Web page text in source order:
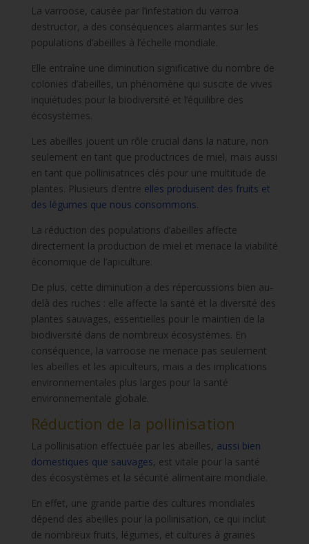
La varroose, causée par l’infestation du varroa
destructor, a des conséquences alarmantes sur les
populations d’abeilles à l’échelle mondiale.
Elle entraîne une diminution significative du nombre de
colonies d’abeilles, un phénomène qui suscite de vives
inquiétudes pour la biodiversité et l’équilibre des
écosystèmes.
Les abeilles jouent un rôle crucial dans la nature, non
seulement en tant que productrices de miel, mais aussi
en tant que pollinisatrices clés pour une multitude de
plantes. Plusieurs d’entre elles produisent des fruits et
des légumes que nous consommons.
La réduction des populations d’abeilles affecte
directement la production de miel et menace la viabilité
économique de l’apiculture.
De plus, cette diminution a des répercussions bien au-
delà des ruches : elle affecte la santé et la diversité des
plantes sauvages, essentielles pour le maintien de la
biodiversité dans de nombreux écosystèmes. En
conséquence, la varroose ne menace pas seulement
les abeilles et les apiculteurs, mais a des implications
environnementales plus larges pour la santé
environnementale globale.
Réduction de la pollinisation
La pollinisation effectuée par les abeilles, aussi bien
domestiques que sauvages, est vitale pour la santé
des écosystèmes et la sécurité alimentaire mondiale.
En effet, une grande partie des cultures mondiales
dépend des abeilles pour la pollinisation, ce qui inclut
de nombreux fruits, légumes, et cultures à graines